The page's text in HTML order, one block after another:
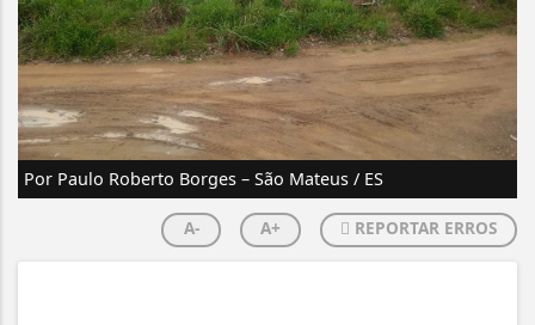
Por Paulo Roberto Borges – São Mateus / ES
A- A+ REPORTAR ERROS